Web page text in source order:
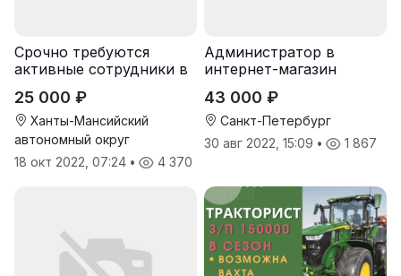
Срочно требуются
активные сотрудники в
25 000 ₽
Ханты-Мансийский
автономный округ
18 окт 2022, 07:24 • 4 370
Администратор в
интернет-магазин
43 000 ₽
Санкт-Петербург
30 авг 2022, 15:09 • 1 867